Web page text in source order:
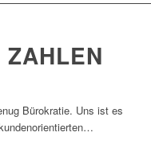
Bürokratie. Uns ist es